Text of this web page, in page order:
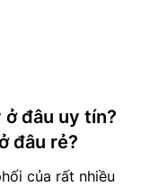
đâu uy tín?
đâu rẻ?
của rất nhiều